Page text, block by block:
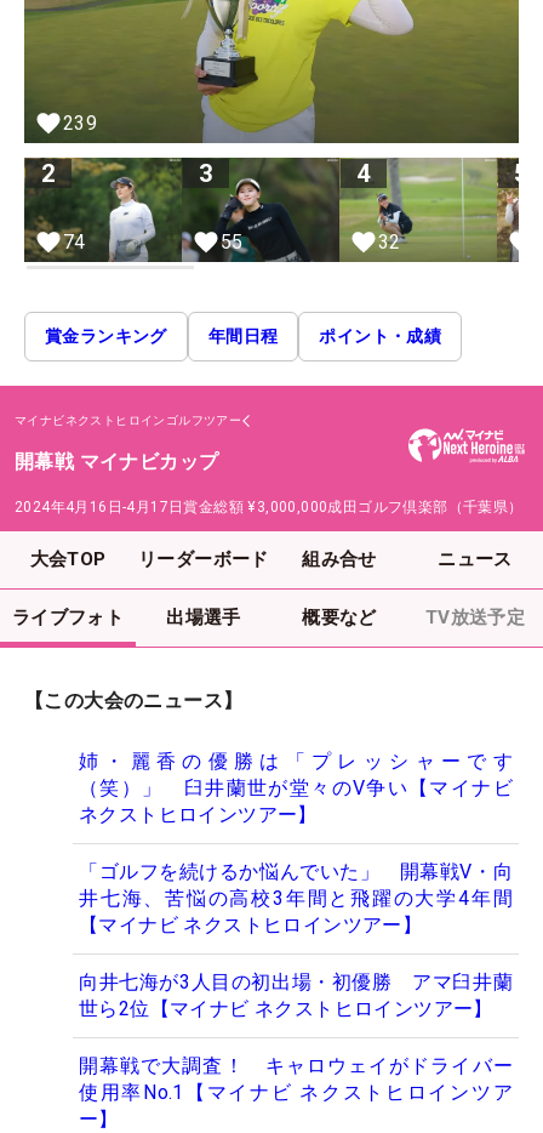
239
2
74
3
55
4
32
5
賞金ランキング 年間日程 ポイント・成績
マイナビネクストヒロインゴルフツアー
開幕戦 マイナビカップ
2024年4月16日-4月17日賞金総額 ¥3,000,000成田ゴルフ倶楽部（千葉県）
大会TOP リーダーボード 組み合せ ニュース
ライブフォト 出場選手 概要など TV放送予定
【この大会のニュース】
姉・麗香の優勝は「プレッシャーです
（笑）」 臼井蘭世が堂々のV争い【マイナビ
ネクストヒロインツアー】
「ゴルフを続けるか悩んでいた」 開幕戦V・向
井七海、苦悩の高校3年間と飛躍の大学4年間
【マイナビ ネクストヒロインツアー】
向井七海が3人目の初出場・初優勝 アマ臼井蘭
世ら2位【マイナビ ネクストヒロインツアー】
開幕戦で大調査！ キャロウェイがドライバー
使用率No.1【マイナビ ネクストヒロインツア
ー】